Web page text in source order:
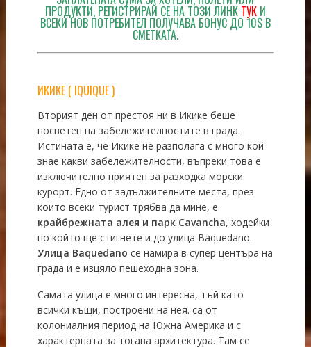
ПРОДУКТИ, РЕГИСТРИРАЙ СЕ НА ТОЗИ ЛИНК ТУК И
ВСЕКИ НОВ ПОТРЕБИТЕЛ ПОЛУЧАВА БОНУС ДО 10$ В
СМЕТКАТА.
ИКИКЕ ( IQUIQUE )
Вторият ден от престоя ни в Икике беше
посветен на забележителностите в града.
Истината е, че Икике не разполага с много кой
знае какви забележителности, въпреки това е
изключително приятен за разходка морски
курорт. Едно от задължителните места, през
които всеки турист трябва да мине, е
крайбрежната алея и парк Cavancha, ходейки
по който ще стигнете и до улица Baquedano.
Улица Baquedano се намира в супер центъра на
града и е изцяло пешеходна зона.
Самата улица е много интересна, тъй като
всички къщи, построени на нея. са от
колониалния период на Южна Америка и с
характерната за тогава архитектура. Там се